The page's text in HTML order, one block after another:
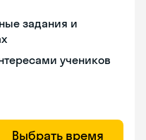
задания и
учеников
Выбрать время